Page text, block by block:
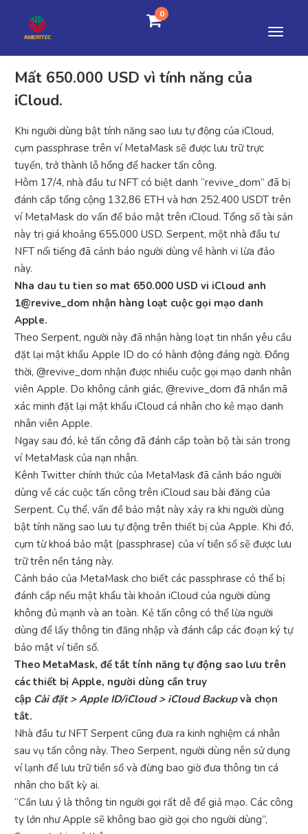
0
Mất 650.000 USD vì tính năng của
iCloud.
Khi người dùng bật tính năng sao lưu tự động của iCloud,
cụm passphrase trên ví MetaMask sẽ được lưu trữ trực
tuyến, trở thành lỗ hổng để hacker tấn công.
Hôm 17/4, nhà đầu tư NFT có biệt danh “revive_dom” đã bị
đánh cắp tổng cộng 132,86 ETH và hơn 252.400 USDT trên
ví MetaMask do vấn để bảo mật trên iCloud. Tổng số tài sản
này trị giá khoảng 655.000 USD. Serpent, một nhà đầu tư
NFT nổi tiếng đã cảnh báo người dùng về hành vi lừa đảo
này.
Nha dau tu tien so mat 650.000 USD vi iCloud anh
1@revive_dom nhận hàng loạt cuộc gọi mạo danh
Apple.
Theo Serpent, người này đã nhận hàng loạt tin nhắn yêu cầu
đặt lại mật khẩu Apple ID do có hành động đáng ngờ. Đồng
thời, @revive_dom nhận được nhiều cuộc gọi mạo danh nhân
viên Apple. Do không cảnh giác, @revive_dom đã nhắn mã
xác minh đặt lại mật khẩu iCloud cá nhân cho kẻ mạo danh
nhân viên Apple.
Ngay sau đó, kẻ tấn công đã đánh cắp toàn bộ tài sản trong
ví MetaMask của nạn nhân.
Kênh Twitter chính thức của MetaMask đã cảnh báo người
dùng về các cuộc tấn công trên iCloud sau bài đăng của
Serpent. Cụ thể, vấn đề bảo mật này xảy ra khi người dùng
bật tính năng sao lưu tự động trên thiết bị của Apple. Khi đó,
cụm từ khoá bảo mật (passphrase) của ví tiền số sẽ được lưu
trữ trên nền tảng này.
Cảnh báo của MetaMask cho biết các passphrase có thể bị
đánh cắp nếu mật khẩu tài khoản iCloud của người dùng
không đủ mạnh và an toàn. Kẻ tấn công có thể lừa người
dùng để lấy thông tin đăng nhập và đánh cắp các đoạn ký tự
bảo mật ví tiền số.
Theo MetaMask, để tắt tính năng tự động sao lưu trên
các thiết bị Apple, người dùng cần truy
cập Cài đặt > Apple ID/iCloud > iCloud Backupvà chọn
tắt.
Nhà đầu tư NFT Serpent cũng đưa ra kinh nghiệm cá nhân
sau vụ tấn công này. Theo Serpent, người dùng nên sử dụng
ví lạnh để lưu trữ tiền số và đừng bao giờ đưa thông tin cá
nhân cho bất kỳ ai.
“Cần lưu ý là thông tin người gọi rất dễ để giả mạo. Các công
ty lớn như Apple sẽ không bao giờ gọi cho người dùng”,